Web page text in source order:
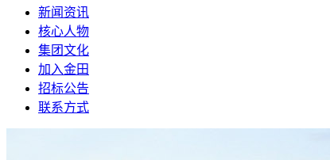
新闻资讯
核心人物
集团文化
加入金田
招标公告
联系方式